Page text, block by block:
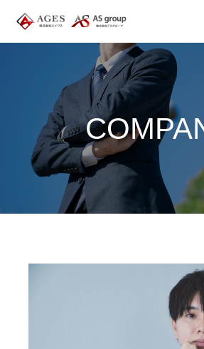
COMPA